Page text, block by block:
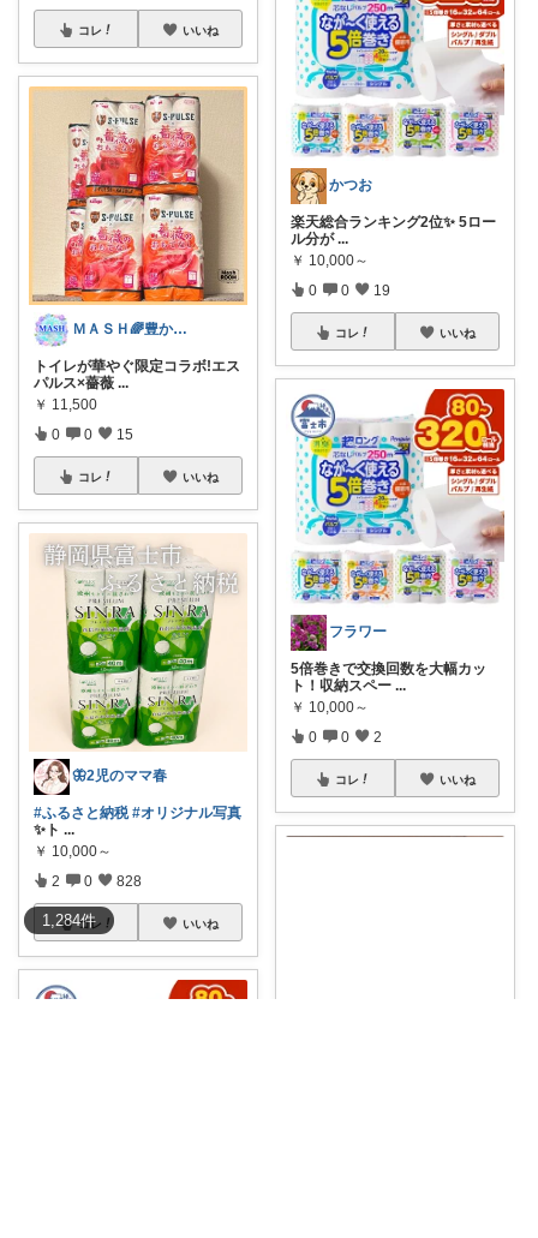
1,284件
コレ いいね
ＭＡＳＨ🌈豊かな生活へカスタマイズ🌈
トイレが華やぐ限定コラボ!エス
パルス×薔薇 ...
￥ 11,500
0 0 15
コレ いいね
🦋2児のママ春
#ふるさと納税 #オリジナル写真
✨ト ...
￥ 10,000～
2 0 828
コレ いいね
かつお
楽天総合ランキング2位✨ 5ロー
ル分が ...
￥ 10,000～
0 0 19
コレ いいね
フラワー
5倍巻きで交換回数を大幅カッ
ト！収納スペー ...
￥ 10,000～
0 0 2
コレ いいね